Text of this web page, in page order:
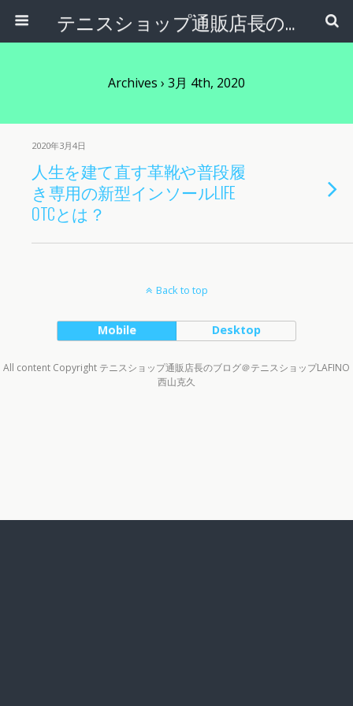
テニスショップ通販店長のブログ＠テニスショップLAFINO 西山克久
Archives › 3月 4th, 2020
2020年3月4日
人生を建て直す革靴や普段履
き専用の新型インソールLIFE
OTCとは？
Back to top
Mobile Desktop
All content Copyright テニスショップ通販店長のブログ＠テニスショップLAFINO
西山克久